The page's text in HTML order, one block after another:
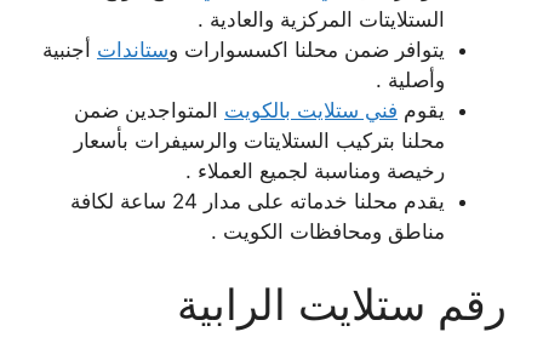
الستلايتات المركزية والعادية .
يتوافر ضمن محلنا اكسسوارات وستاندات أجنبية
وأصلية .
يقوم فني ستلايت بالكويت المتواجدين ضمن
محلنا بتركيب الستلايتات والرسيفرات بأسعار
رخيصة ومناسبة لجميع العملاء .
يقدم محلنا خدماته على مدار 24 ساعة لكافة
مناطق ومحافظات الكويت .
رقم ستلايت الرابية